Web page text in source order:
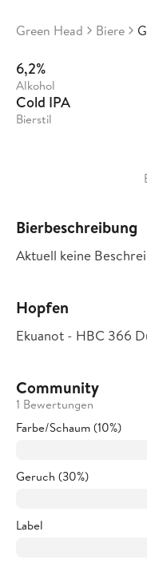
Green Head Biere
6,2%
Alkohol
Cold IPA
Bierstil
Bierbeschreibung
Aktuell keine
Hopfen
Ekuanot - HBC 366
Community
1 Bewertungen
Farbe/Schaum (10%)
Geruch (30%)
Label